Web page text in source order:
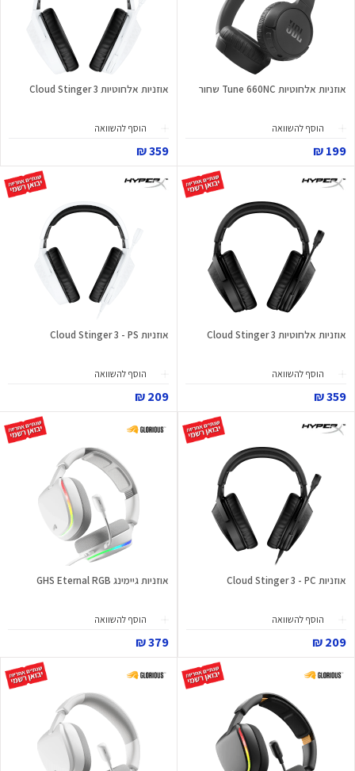
אוזניות אלחוטיות Tune 660NC שחור
הוסף להשוואה
199 ₪
אוזניות אלחוטיות Cloud Stinger 3
הוסף להשוואה
359 ₪
אוזניות אלחוטיות Cloud Stinger 3
הוסף להשוואה
359 ₪
אוזניות Cloud Stinger 3 - PS
הוסף להשוואה
209 ₪
אוזניות Cloud Stinger 3 - PC
הוסף להשוואה
209 ₪
אוזניות גיימינג GHS Eternal RGB
הוסף להשוואה
379 ₪